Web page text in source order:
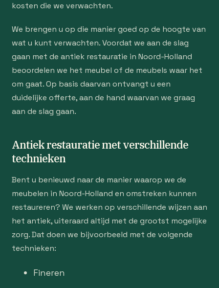
kosten die we verwachten.
We brengen u op die manier goed op de hoogte van
wat u kunt verwachten. Voordat we aan de slag
gaan met de antiek restauratie in Noord-Holland
beoordelen we het meubel of de meubels waar het
om gaat. Op basis daarvan ontvangt u een
duidelijke offerte, aan de hand waarvan we graag
aan de slag gaan.
Antiek restauratie met verschillende
technieken
Bent u benieuwd naar de manier waarop we de
meubelen in Noord-Holland en omstreken kunnen
restaureren? We werken op verschillende wijzen aan
het antiek, uiteraard altijd met de grootst mogelijke
zorg. Dat doen we bijvoorbeeld met de volgende
technieken:
Fineren